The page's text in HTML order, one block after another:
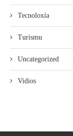
Tecnoloxía
Turismu
Uncategorized
Vidios